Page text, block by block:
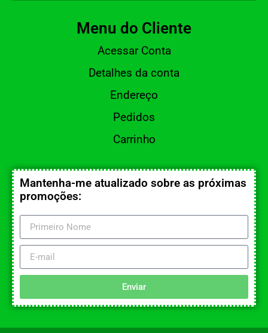
Menu do Cliente
Acessar Conta
Detalhes da conta
Endereço
Pedidos
Carrinho
Mantenha-me atualizado sobre as próximas
promoções:
Enviar